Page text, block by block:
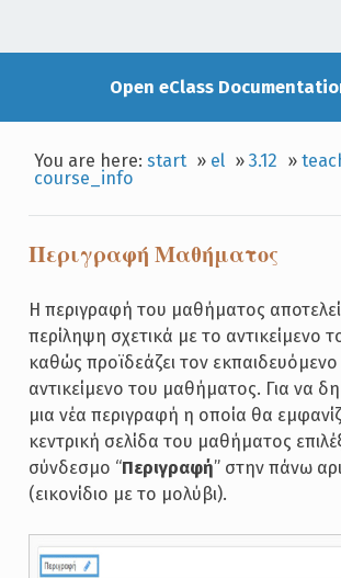
Open eClass
You are here:start » el »3.12 »
course_info
Περιγραφή Μαθήματος
Η περιγραφή του μαθήματος αποτελεί
περίληψη σχετικά με το αντικείμενο
καθώς προϊδεάζει τον εκπαιδευόμενο
αντικείμενο του μαθήματος. Για να
μια νέα περιγραφή η οποία θα
κεντρική σελίδα του μαθήματος
σύνδεσμο “Περιγραφή” στην πάνω
(εικονίδιο με το μολύβι).